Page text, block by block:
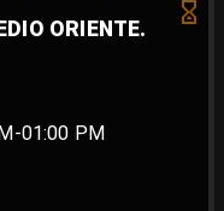
ORIENTE.
01:00 PM